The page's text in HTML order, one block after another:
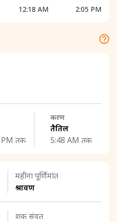
12:18 AM
2:05 PM
PM तक
करण
तैतिल
5:48 AM तक
महीना पूर्णिमांत
श्रावण
शक संवत